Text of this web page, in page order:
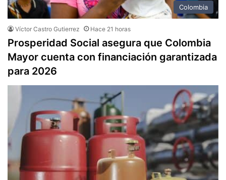
Colombia
Víctor Castro Gutierrez Hace 21 horas
Prosperidad Social asegura que Colombia
Mayor cuenta con financiación garantizada
para 2026